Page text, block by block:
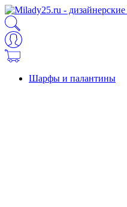
Шарфы и палантины